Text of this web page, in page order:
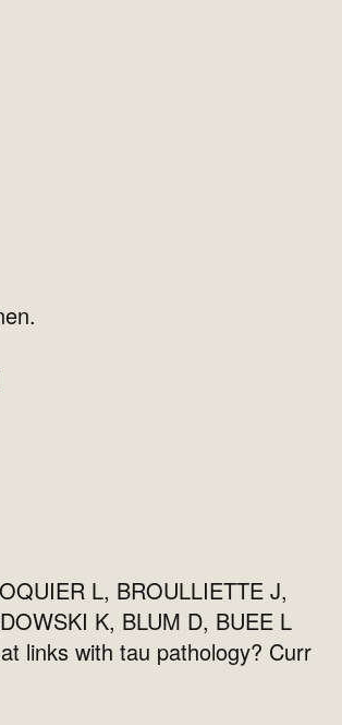
L, BROULLIETTE J,
K, BLUM D, BUEE L
links with tau pathology? Curr